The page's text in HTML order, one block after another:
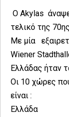
Ο Αkylas
τελικό της
Με μία
Wiener
Ελλάδας ήταν
Οι 10 χώρες
είναι :
Ελλάδα